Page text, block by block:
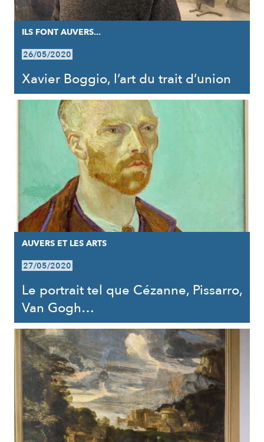
ILS FONT AUVERS...
26/05/2020
Xavier Boggio, l’art du trait d’union
AUVERS ET LES ARTS
27/05/2020
Le portrait tel que Cézanne, Pissarro,
Van Gogh…